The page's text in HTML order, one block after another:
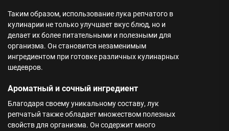
Таким образом, использование лука репчатого в
кулинарии не только улучшает вкус блюд, но и
делает их более питательными и полезными для
организма. Он становится незаменимым
ингредиентом при готовке различных кулинарных
шедевров.
Ароматный и сочный ингредиент
Благодаря своему уникальному составу, лук
репчатый также обладает множеством полезных
свойств для организма. Он содержит много